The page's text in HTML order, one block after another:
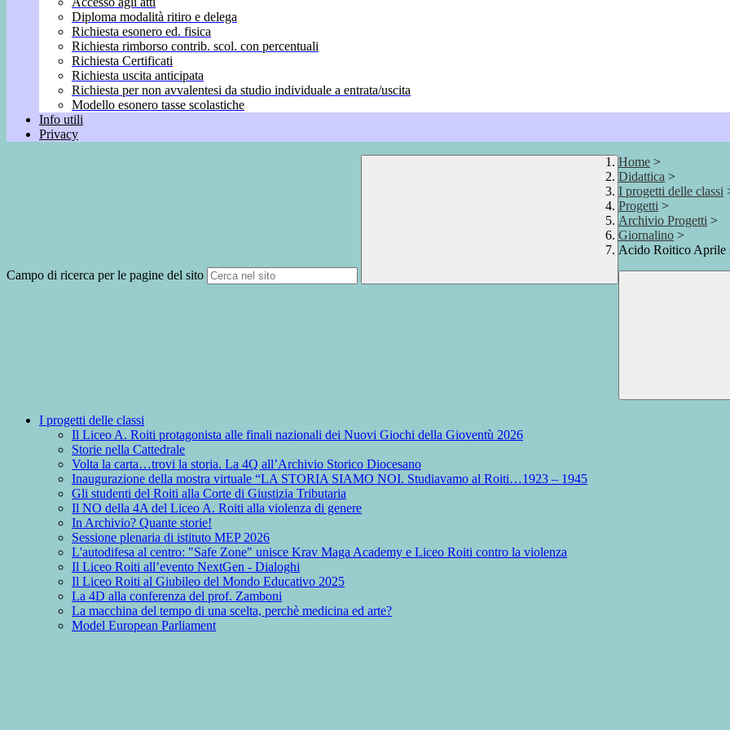
Diploma modalità ritiro e delega
Richiesta esonero ed. fisica
Richiesta rimborso contrib. scol. con percentuali
Richiesta Certificati
Richiesta uscita anticipata
Richiesta per non avvalentesi da studio individuale a entrata/uscita
Modello esonero tasse scolastiche
Info utili
Privacy
Campo di ricerca per le pagine del sito
Home >
Didattica >
I progetti delle classi
Progetti >
Archivio Progetti >
Giornalino >
Acido Roitico Aprile
I progetti delle classi
Il Liceo A. Roiti protagonista alle finali nazionali dei Nuovi Giochi della Gioventù 2026
Storie nella Cattedrale
Volta la carta…trovi la storia. La 4Q all’Archivio Storico Diocesano
Inaugurazione della mostra virtuale “LA STORIA SIAMO NOI. Studiavamo al Roiti…1923 – 1945
Gli studenti del Roiti alla Corte di Giustizia Tributaria
Il NO della 4A del Liceo A. Roiti alla violenza di genere
In Archivio? Quante storie!
Sessione plenaria di istituto MEP 2026
L'autodifesa al centro: "Safe Zone" unisce Krav Maga Academy e Liceo Roiti contro la violenza
Il Liceo Roiti all’evento NextGen - Dialoghi
Il Liceo Roiti al Giubileo del Mondo Educativo 2025
La 4D alla conferenza del prof. Zamboni
La macchina del tempo di una scelta, perchè medicina ed arte?
Model European Parliament